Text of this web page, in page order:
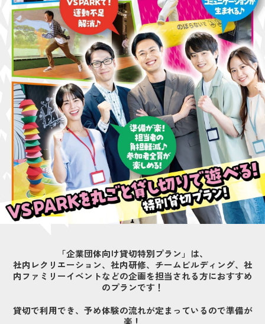
「企業団体向け貸切特別プラン」は、
社内レクリエーション、社内研修、チームビルディング、社
内ファミリーイベントなどの企画を担当される方におすすめ
のプランです！
貸切で利用でき、予め体験の流れが定まっているので準備が
楽！